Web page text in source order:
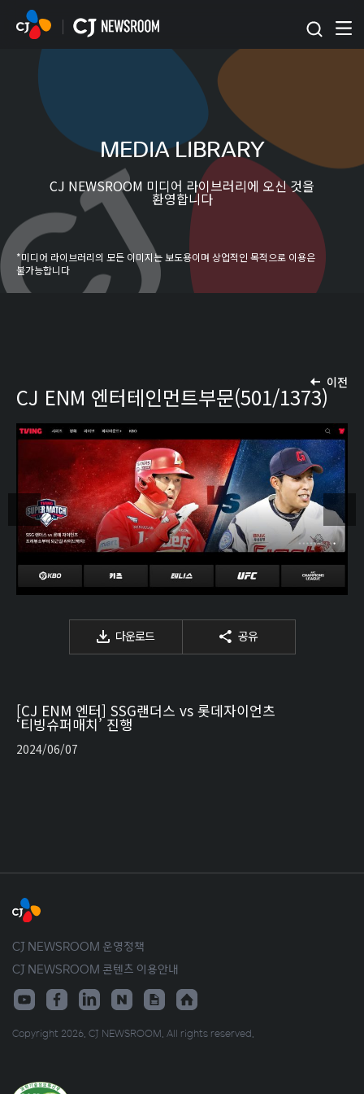
본문 바로가기
MEDIA LIBRARY
CJ NEWSROOM 미디어 라이브러리에 오신 것을
환영합니다
*미디어 라이브러리의 모든 이미지는 보도용이며 상업적인 목적으로 이용은
불가능합니다
이전
CJ ENM 엔터테인먼트부문(501/1373)
다운로드 공유
[CJ ENM 엔터] SSG랜더스 vs 롯데자이언츠
‘티빙슈퍼매치’ 진행
2024/06/07
CJ NEWSROOM 운영정책
CJ NEWSROOM 콘텐츠 이용안내
Copyright 2026. CJ NEWSROOM. All rights reserved.